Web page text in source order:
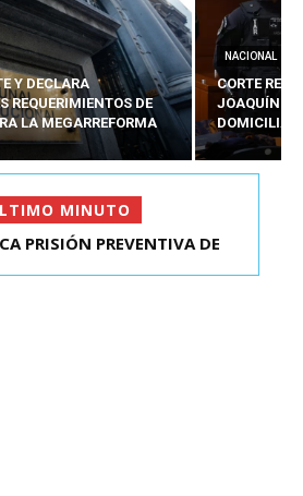
Y DECLARA
REQUERIMIENTOS DE
LA MEGARREFORMA
NACIONAL
CORTE
JOAQUÍN
MINUTO
SENADO PIDE “EVITAR
PRISIÓN PREVENTIVA DE